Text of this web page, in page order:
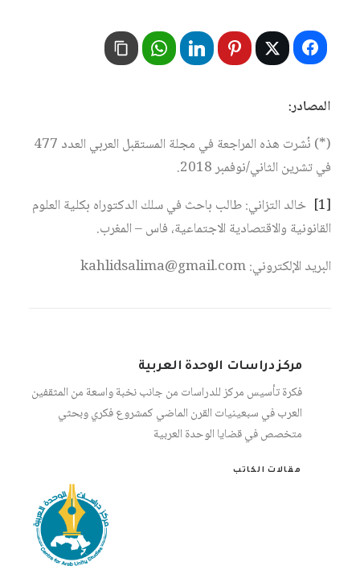
المصادر:
(*) نُشرت هذه المراجعة في مجلة المستقبل العربي العدد 477
في تشرين الثاني/نوفمبر 2018.
[1]
خالد التزاني: طالب باحث في سلك الدكتوراه بكلية العلوم
القانونية والاقتصادية الاجتماعية، فاس – المغرب.
البريد الإلكتروني: kahlidsalima@gmail.com
مركز دراسات الوحدة العربية
فكرة تأسيس مركز للدراسات من جانب نخبة واسعة من المثقفين
العرب في سبعينيات القرن الماضي كمشروع فكري وبحثي
متخصص في قضايا الوحدة العربية
مقالات الكاتب